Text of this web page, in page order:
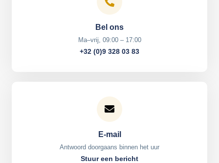
Bel ons
Ma–vrij, 09:00 – 17:00
+32 (0)9 328 03 83
E-mail
Antwoord doorgaans binnen het uur
Stuur een bericht